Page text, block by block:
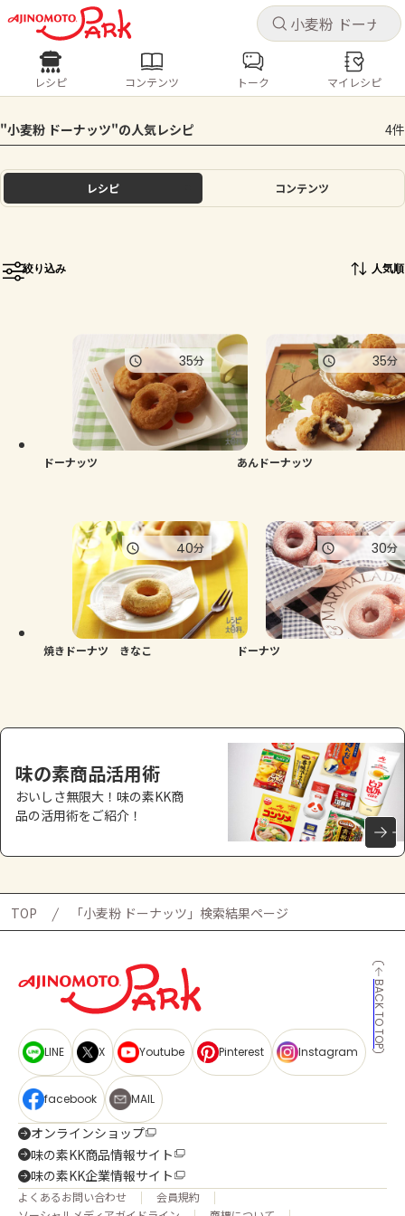
キャ
ログインするとレシピを保存できます
ログイン
ホーム
トーク
よくあるお問い合わせ
お買い物
キャ
レシピ コンテンツ
人気の食材・レシピ
きゅうり なす トマト とうもろこし
ピーマン
レシピ コンテンツ トーク マイレシピ
"小麦粉 ドーナッツ"の人気レシピ 4件
レシピ コンテンツ
絞り込み 人気順
ドーナッツ
35分
あんドーナッツ
35分
焼きドーナツ きなこ
40分
ドーナツ
30分
味の素商品活用術
おいしさ無限大！味の素KK商
品の活用術をご紹介！
TOP 「小麦粉 ドーナッツ」検索結果ページ
BACK TO TOP
LINE X Youtube Pinterest Instagram
facebook MAIL
オンラインショップ
味の素KK商品情報サイト
味の素KK企業情報サイト
よくあるお問い合わせ
会員規約